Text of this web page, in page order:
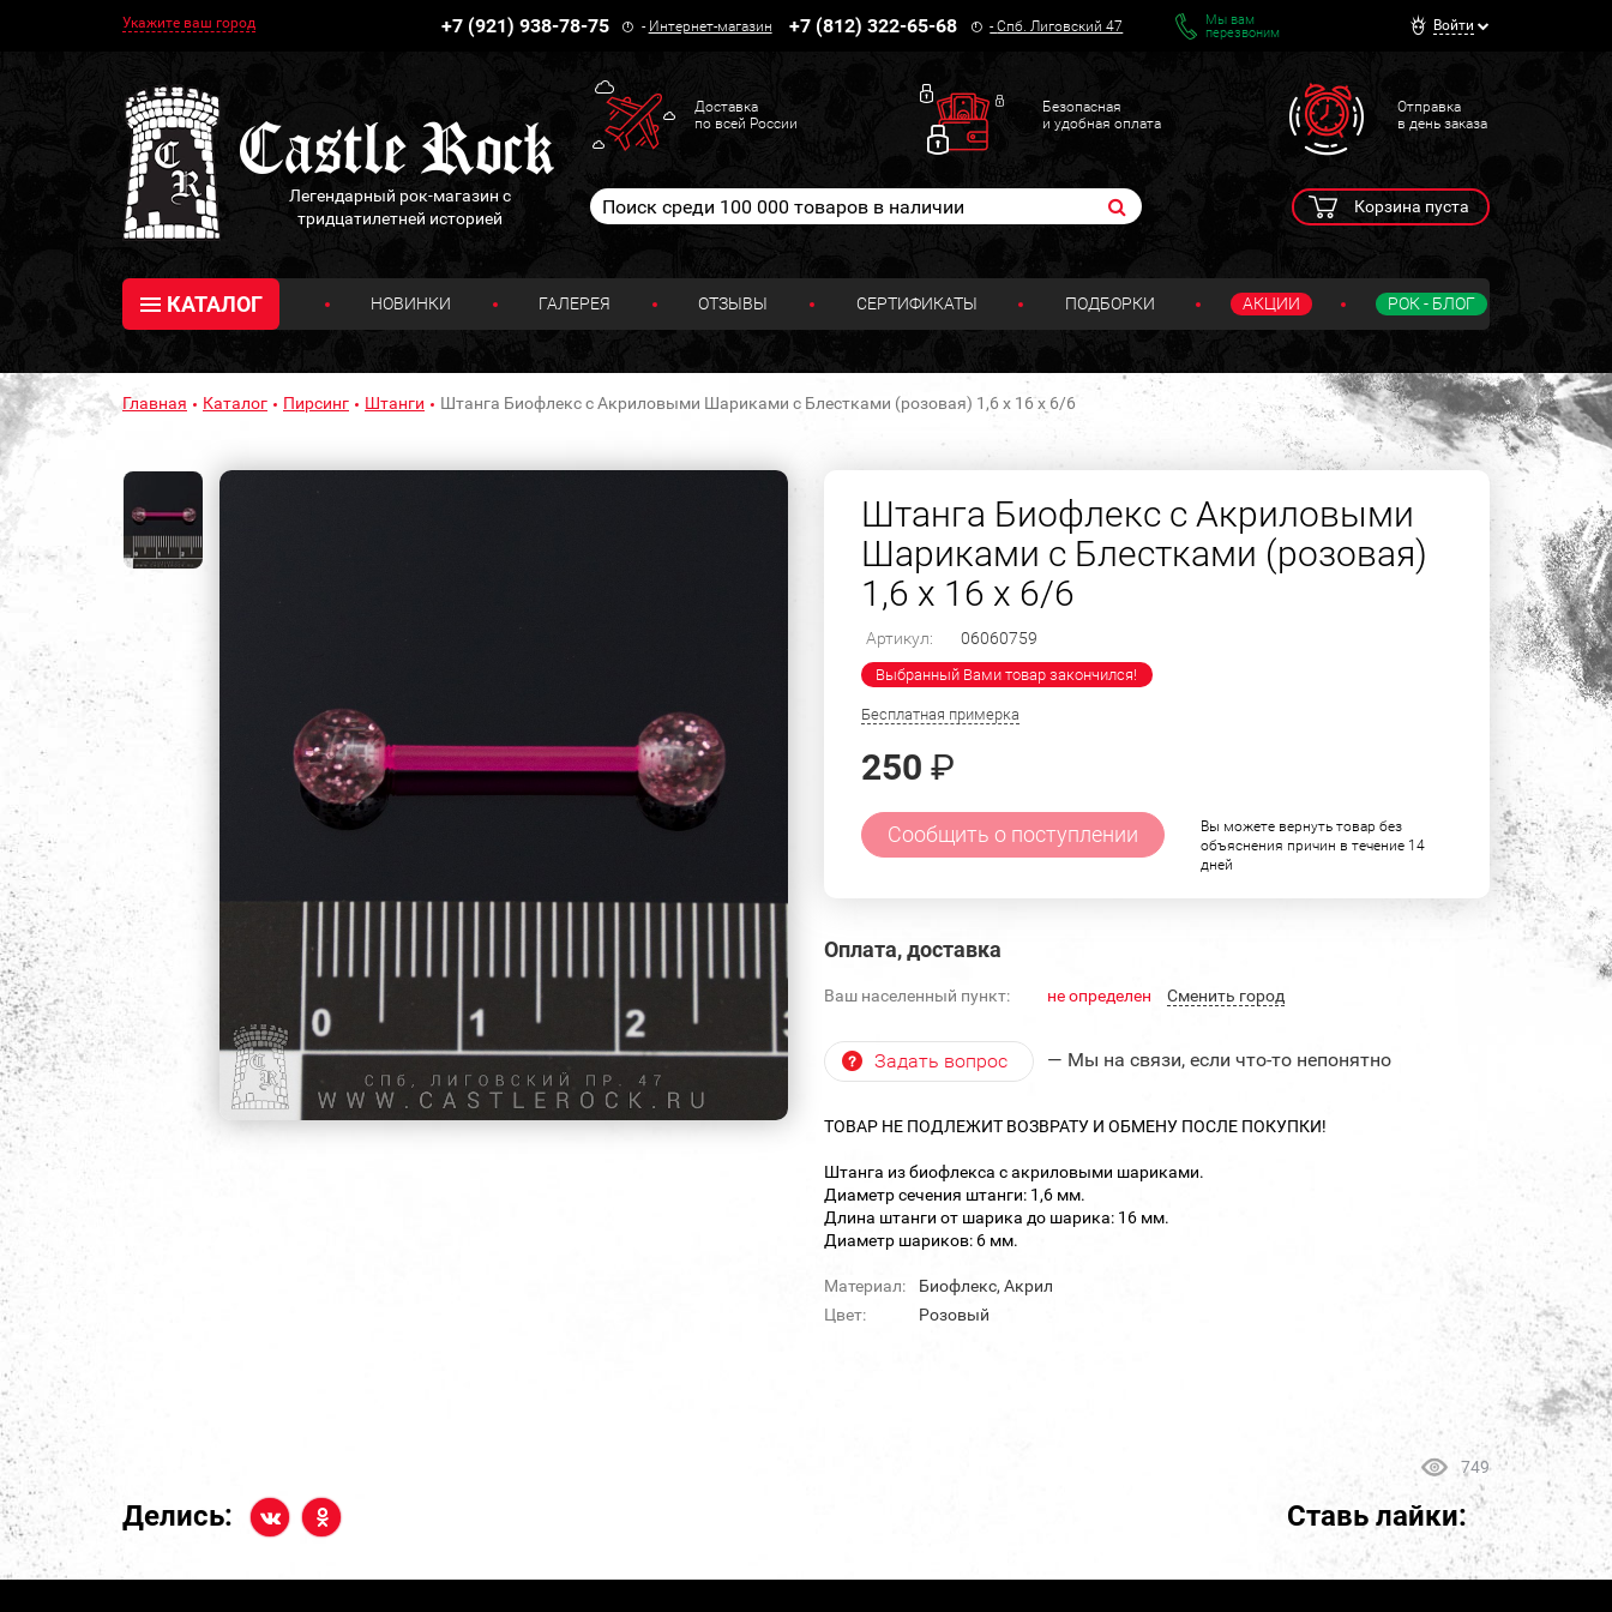
Укажите ваш город +7 (921) 938-78-75 - Интернет-магазин +7 (812) 322-65-68 -Спб. Лиговский 47
Мы вам
перезвоним
Войти
Легендарный рок-магазин с
тридцатилетней историей
Доставка
по всей России
Безопасная
и удобная оплата
Отправка
в день заказа
Корзина пуста
КАТАЛОГ НОВИНКИ ГАЛЕРЕЯ ОТЗЫВЫ СЕРТИФИКАТЫ ПОДБОРКИ АКЦИИ РОК - БЛОГ
Главная Каталог Пирсинг Штанги Штанга Биофлекс с Акриловыми Шариками с Блестками (розовая) 1,6 х 16 х 6/6
Штанга Биофлекс с Акриловыми
Шариками с Блестками (розовая)
1,6 х 16 х 6/6
Артикул: 06060759
Выбранный Вами товар закончился!
Бесплатная примерка
250 ₽
Сообщить о поступлении
Вы можете вернуть товар без
объяснения причин в течение 14
дней
Оплата, доставка
Ваш населенный пункт: не определен Cменить город
Задать вопрос — Мы на связи, если что-то непонятно
ТОВАР НЕ ПОДЛЕЖИТ ВОЗВРАТУ И ОБМЕНУ ПОСЛЕ ПОКУПКИ!
Штанга из биофлекса с акриловыми шариками.
Диаметр сечения штанги: 1,6 мм.
Длина штанги от шарика до шарика: 16 мм.
Диаметр шариков: 6 мм.
Материал:
Биофлекс, Акрил
Цвет:
Розовый
749
Делись: Ставь лайки: